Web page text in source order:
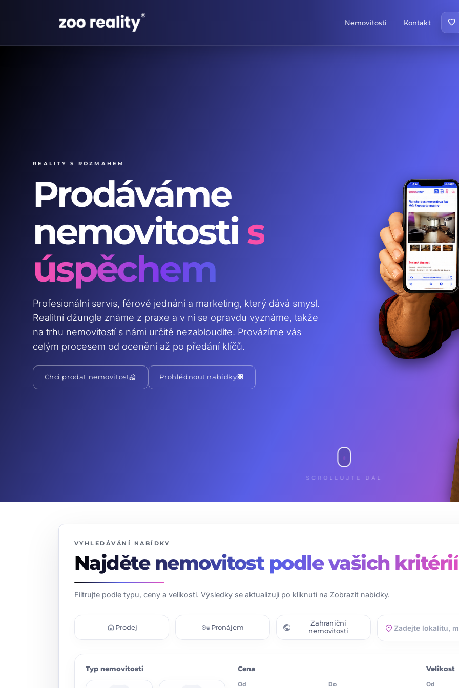
Nemovitosti Kontakt favorite
Reality s rozmahem
Prodáváme
nemovitostis
úspěchem
Profesionální servis, férové jednání a marketing, který dává smysl.
Realitní džungle známe z praxe a v ní se opravdu vyznáme, takže
na trhu nemovitostí s námi určitě nezabloudíte. Provázíme vás
celým procesem od ocenění až po předání klíčů.
Chci prodat nemovitostreal_estate_agent Prohlédnout nabídkygrid_view
SCROLLUJTE DÁL
VYHLEDÁVÁNÍ NABÍDKY
Najděte nemovitost podle vašich kritérií
Filtrujte podle typu, ceny a velikosti. Výsledky se aktualizují po kliknutí na Zobrazit nabídky.
home Prodej vpn_keyPronájem public
Zahraniční
nemovitosti
location_on
Typ nemovitosti Cena
Od Do
Velikost
Od